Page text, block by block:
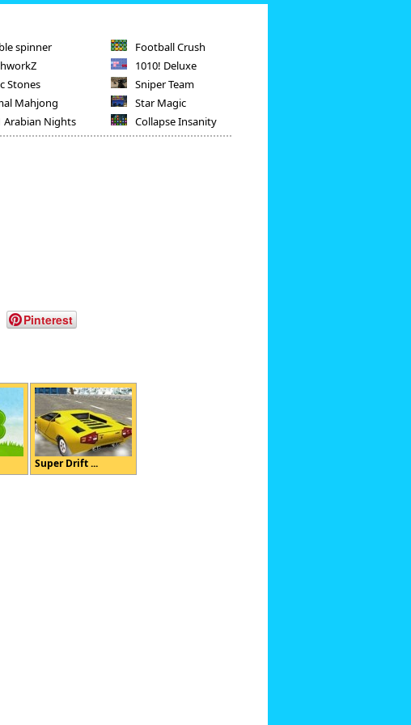
spinner
Stones
Mahjong
Arabian Nights
Football Crush
1010! Deluxe
Sniper Team
Star Magic
Collapse Insanity
Pinterest
Super Drift ...